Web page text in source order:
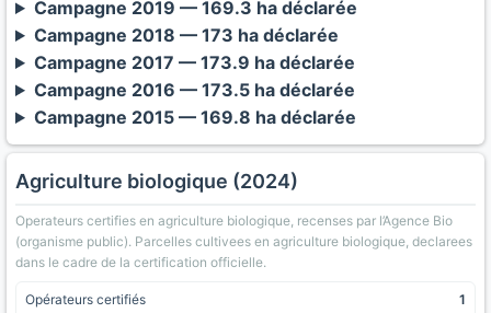
Campagne 2019 — 169.3 ha déclarée
Campagne 2018 — 173 ha déclarée
Campagne 2017 — 173.9 ha déclarée
Campagne 2016 — 173.5 ha déclarée
Campagne 2015 — 169.8 ha déclarée
Agriculture biologique (2024)
Operateurs certifies en agriculture biologique, recenses par l’Agence Bio
(organisme public). Parcelles cultivees en agriculture biologique, declarees
dans le cadre de la certification officielle.
Opérateurs certifiés 1